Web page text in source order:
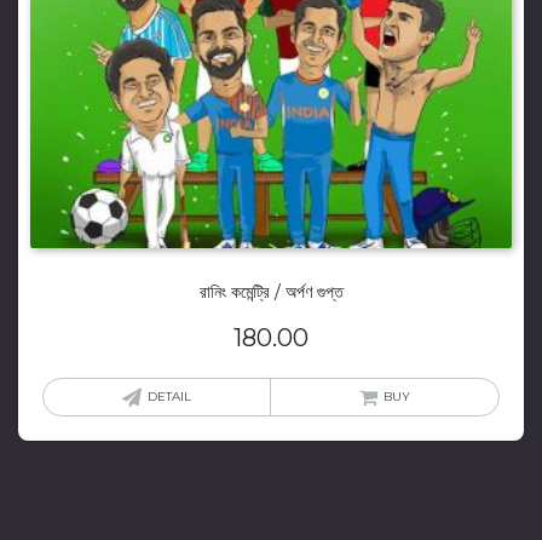
রানিং কমেন্ট্রি / অর্পণ গুপ্ত
180.00
DETAIL BUY